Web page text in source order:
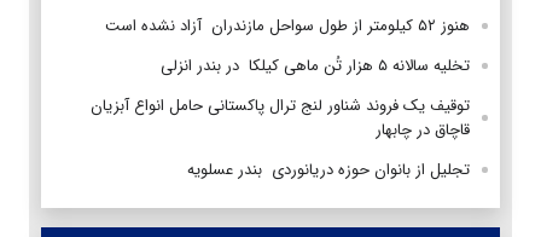
هنوز ۵۲ کیلومتر از طول سواحل مازندران آزاد نشده است
تخلیه سالانه ۵ هزار تُن ماهی کیلکا در بندر انزلی
توقیف یک فروند شناور لنج ترال پاکستانی حامل انواع آبزیان
قاچاق در چابهار
تجلیل از بانوان حوزه دریانوردی بندر عسلویه